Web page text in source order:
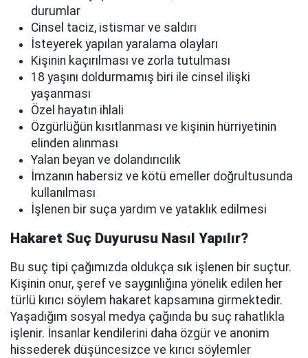
durumlar
Cinsel taciz, istismar ve saldırı
İsteyerek yapılan yaralama olayları
Kişinin kaçırılması ve zorla tutulması
18 yaşını doldurmamış biri ile cinsel ilişki
yaşanması
Özel hayatın ihlali
Özgürlüğün kısıtlanması ve kişinin hürriyetinin
elinden alınması
Yalan beyan ve dolandırıcılık
İmzanın habersiz ve kötü emeller doğrultusunda
kullanılması
İşlenen bir suça yardım ve yataklık edilmesi
Hakaret Suç Duyurusu Nasıl Yapılır?
Bu suç tipi çağımızda oldukça sık işlenen bir suçtur.
Kişinin onur, şeref ve saygınlığına yönelik edilen her
türlü kırıcı söylem hakaret kapsamına girmektedir.
Yaşadığım sosyal medya çağında bu suç rahatlıkla
işlenir. İnsanlar kendilerini daha özgür ve anonim
hissederek düşüncesizce ve kırıcı söylemler